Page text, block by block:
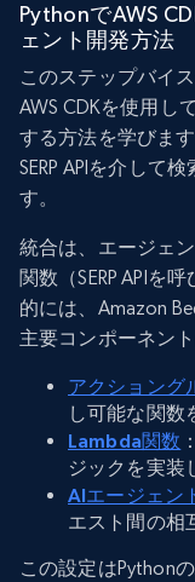
PythonでAWS
ェント開発方法
このステップバイ
AWS CDKを使用し
する方法を学びま
SERP APIを介して
す。
統合は、エージェ
関数（SERP APIを
的には、Amazon
主要コンポーネン
アクショング
し可能な関数
Lambda関数
ジックを実装
AIエージェン
エスト間の相
この設定はPython